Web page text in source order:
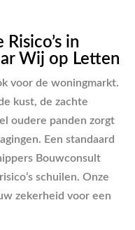
in
Wij op Letten
voor de woningmarkt.
kust, de zachte
oudere panden zorgt
Een standaard
Bouwconsult
schuilen. Onze
zekerheid voor een